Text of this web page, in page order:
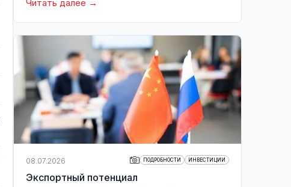
Читать далее
08.07.2026 ПОДРОБНОСТИ ИНВЕСТИЦИИ
Экспортный потенциал